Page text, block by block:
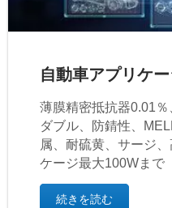
自動車アプリケ
薄膜精密抵抗器0.01
ダブル、防錆性、
属、耐硫黄、サージ
ケージ最大100Wまで
続きを読む